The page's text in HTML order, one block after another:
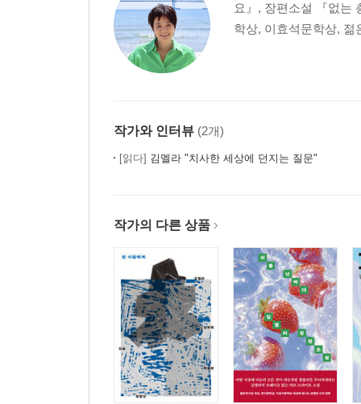
요』, 장편소설 『없는
학상, 이효석문학상,
작가와 인터뷰 (2개)
[읽다] 김멜라 "치사한 세상에 던지는 질문"
작가의 다른 상품